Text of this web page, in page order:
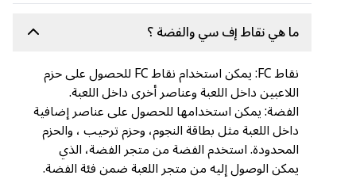
ما هي نقاط إف سي والفضة ؟
نقاط FC: يمكن استخدام نقاط FC للحصول على حزم
اللاعبين داخل اللعبة وعناصر أخرى داخل اللعبة.
الفضة: يمكن استخدامها للحصول على عناصر إضافية
داخل اللعبة مثل بطاقة النجوم، وحزم ترحيب ، والحزم
المحدودة. استخدم الفضة من متجر الفضة، الذي
يمكن الوصول إليه من متجر اللعبة ضمن فئة الفضة.